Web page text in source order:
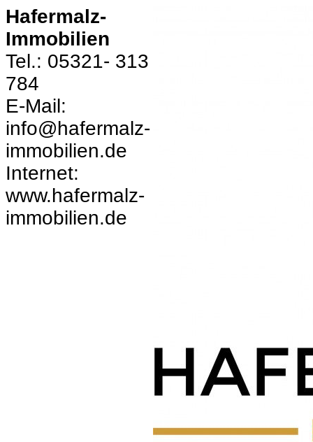
Hafermalz-
Immobilien
Tel.: 05321- 313
784
E-Mail:
info@hafermalz-
immobilien.de
Internet:
www.hafermalz-
immobilien.de